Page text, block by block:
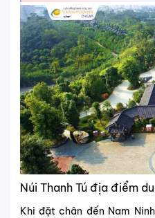
Núi Thanh Tú địa điểm
Khi đặt chân đến Nam